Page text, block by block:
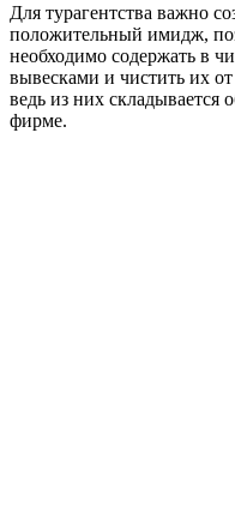
Для турагентства важно
положительный имидж,
необходимо содержать в
вывесками и чистить их
ведь из них складывается
фирме.